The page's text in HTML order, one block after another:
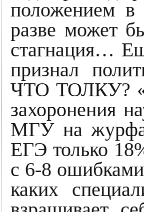
положением
разве может
стагнация…
признал
ЧТО ТОЛКУ?
захоронения
МГУ на
ЕГЭ только
с 6-8
каких